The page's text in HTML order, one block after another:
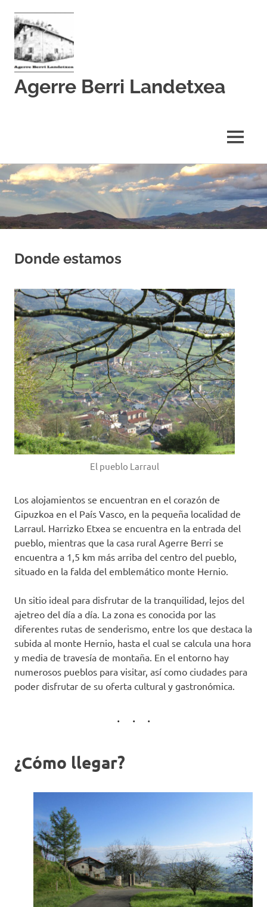
Saltar
al
contenido
Agerre Berri Landetxea
MENÚ
Donde estamos
El pueblo Larraul
Los alojamientos se encuentran en el corazón de
Gipuzkoa en el País Vasco, en la pequeña localidad de
Larraul. Harrizko Etxea se encuentra en la entrada del
pueblo, mientras que la casa rural Agerre Berri se
encuentra a 1,5 km más arriba del centro del pueblo,
situado en la falda del emblemático monte Hernio.
Un sitio ideal para disfrutar de la tranquilidad, lejos del
ajetreo del día a día. La zona es conocida por las
diferentes rutas de senderismo, entre los que destaca la
subida al monte Hernio, hasta el cual se calcula una hora
y media de travesía de montaña. En el entorno hay
numerosos pueblos para visitar, así como ciudades para
poder disfrutar de su oferta cultural y gastronómica.
¿Cómo llegar?